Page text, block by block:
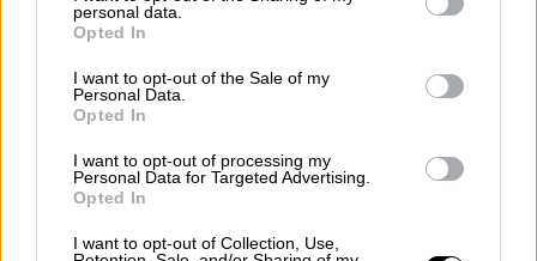
grant or deny consent to Google and its third-party tags to
use your data for below specified purposes in below Google
consent section.
personal data.
Opted In
I want to opt-out of the Sale of my
Personal Data.
Opted In
I want to opt-out of processing my
Personal Data for Targeted Advertising.
Opted In
I want to opt-out of Collection, Use,
Στις τραπεζικές του καταθέσεις
τράπεζες, με το μεγαλύτερο ποσό να
βρίσκεται σε λογαριασμό της Εθνικής
Τράπεζας, όπου δηλώνονται 55.559,78 ευρώ.
Ακίνητη Περιουσία
Ως προς την ακίνητη περιουσία, ο πρόεδρος